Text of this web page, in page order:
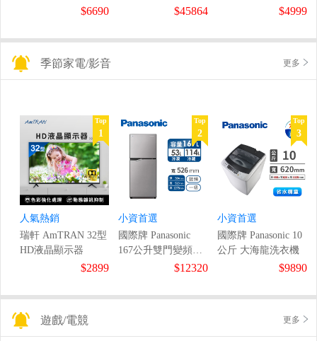
$6690 $45864 $4999
季節家電/影音 更多
Top
1
人氣熱銷
瑞軒 AmTRAN 32型
HD液晶顯示器
$2899
Top
2
小資首選
國際牌 Panasonic
167公升雙門變頻冰
$12320
Top
3
小資首選
國際牌 Panasonic 10
公斤 大海龍洗衣機
$9890
遊戲/電競 更多